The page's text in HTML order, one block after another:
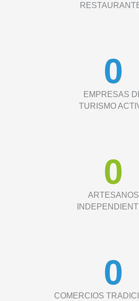
0
EMPRESAS
TURISMO
0
ARTESANOS
0
COMERCIOS